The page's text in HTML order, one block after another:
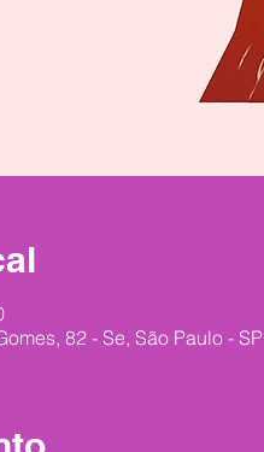
82 - Se, São Paulo - SP